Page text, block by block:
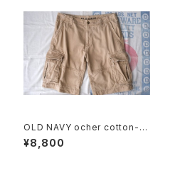
OLD NAVY ocher cotton-t
will cargo Shorts
¥8,800